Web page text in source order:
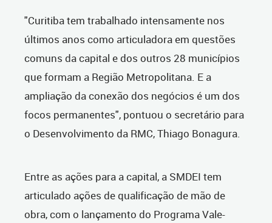
"Curitiba tem trabalhado intensamente nos
últimos anos como articuladora em questões
comuns da capital e dos outros 28 municípios
que formam a Região Metropolitana. E a
ampliação da conexão dos negócios é um dos
focos permanentes", pontuou o secretário para
o Desenvolvimento da RMC, Thiago Bonagura.
Entre as ações para a capital, a SMDEI tem
articulado ações de qualificação de mão de
obra, com o lançamento do Programa Vale-